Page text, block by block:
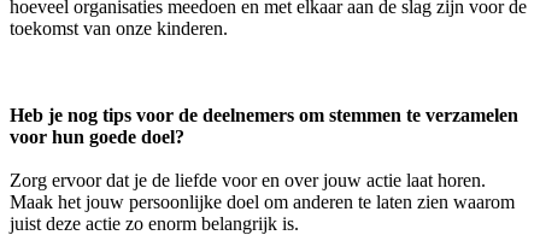
hoeveel organisaties meedoen en met elkaar aan de slag zijn voor de
toekomst van onze kinderen.
Heb je nog tips voor de deelnemers om stemmen te verzamelen
voor hun goede doel?
Zorg ervoor dat je de liefde voor en over jouw actie laat horen.
Maak het jouw persoonlijke doel om anderen te laten zien waarom
juist deze actie zo enorm belangrijk is.